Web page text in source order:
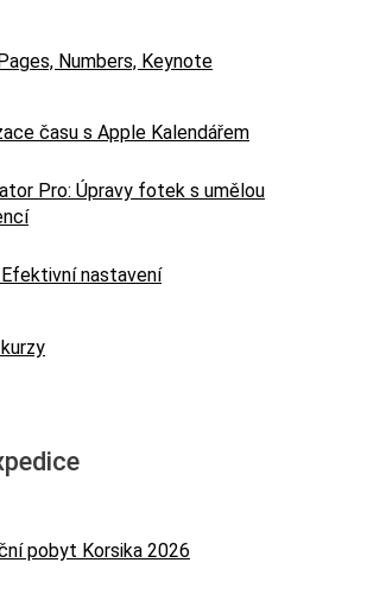
Numbers, Keynote
času s Apple Kalendářem
Pro: Úpravy fotek s umělou
Efektivní nastavení
pobyt Korsika 2026